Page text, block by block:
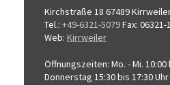
Kirchstraße 18 67489
Tel.: +49-6321-5079Fax: 06321-
Web: Kirrweiler
Öffnungszeiten: Mo. - Mi.
Donnerstag 15:30 bis 17:30 Uhr